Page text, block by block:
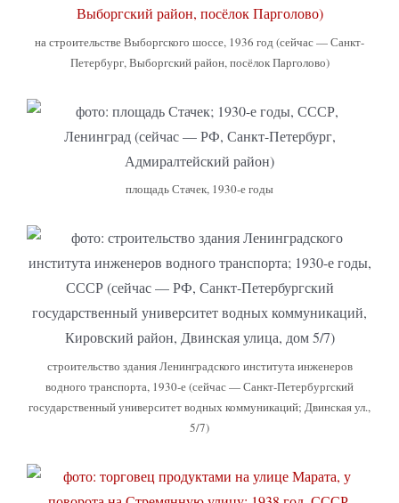
на строительстве Выборгского шоссе, 1936 год (сейчас — Санкт-
Петербург, Выборгский район, посёлок Парголово)
площадь Стачек, 1930-е годы
строительство здания Ленинградского института инженеров
водного транспорта, 1930-е (сейчас — Санкт-Петербургский
государственный университет водных коммуникаций; Двинская ул.,
5/7)